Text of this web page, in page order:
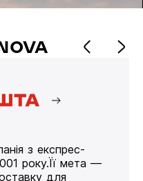
з експрес-
року.Її мета —
для